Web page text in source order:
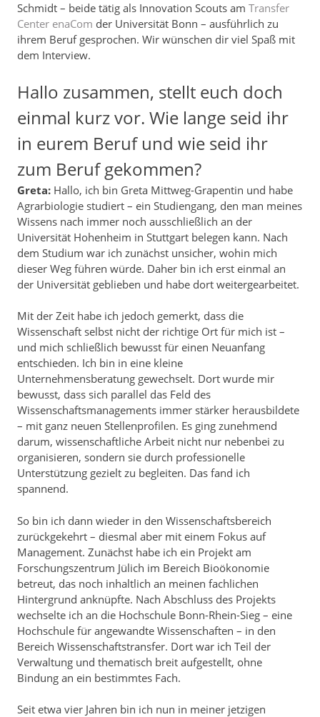
Schmidt – beide tätig als Innovation Scouts amTransfer
Center enaCom der Universität Bonn – ausführlich zu
ihrem Beruf gesprochen. Wir wünschen dir viel Spaß mit
dem Interview.
Hallo zusammen, stellt euch doch
einmal kurz vor. Wie lange seid ihr
in eurem Beruf und wie seid ihr
zum Beruf gekommen?
Greta: Hallo, ich bin Greta Mittweg-Grapentin und habe
Agrarbiologie studiert – ein Studiengang, den man meines
Wissens nach immer noch ausschließlich an der
Universität Hohenheim in Stuttgart belegen kann. Nach
dem Studium war ich zunächst unsicher, wohin mich
dieser Weg führen würde. Daher bin ich erst einmal an
der Universität geblieben und habe dort weitergearbeitet.
Mit der Zeit habe ich jedoch gemerkt, dass die
Wissenschaft selbst nicht der richtige Ort für mich ist –
und mich schließlich bewusst für einen Neuanfang
entschieden. Ich bin in eine kleine
Unternehmensberatung gewechselt. Dort wurde mir
bewusst, dass sich parallel das Feld des
Wissenschaftsmanagements immer stärker herausbildete
– mit ganz neuen Stellenprofilen. Es ging zunehmend
darum, wissenschaftliche Arbeit nicht nur nebenbei zu
organisieren, sondern sie durch professionelle
Unterstützung gezielt zu begleiten. Das fand ich
spannend.
So bin ich dann wieder in den Wissenschaftsbereich
zurückgekehrt – diesmal aber mit einem Fokus auf
Management. Zunächst habe ich ein Projekt am
Forschungszentrum Jülich im Bereich Bioökonomie
betreut, das noch inhaltlich an meinen fachlichen
Hintergrund anknüpfte. Nach Abschluss des Projekts
wechselte ich an die Hochschule Bonn-Rhein-Sieg – eine
Hochschule für angewandte Wissenschaften – in den
Bereich Wissenschaftstransfer. Dort war ich Teil der
Verwaltung und thematisch breit aufgestellt, ohne
Bindung an ein bestimmtes Fach.
Seit etwa vier Jahren bin ich nun in meiner jetzigen